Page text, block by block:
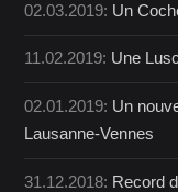
02.03.2019: Un
11.02.2019: Une
02.01.2019: Un
Lausanne-Vennes
31.12.2018: Record